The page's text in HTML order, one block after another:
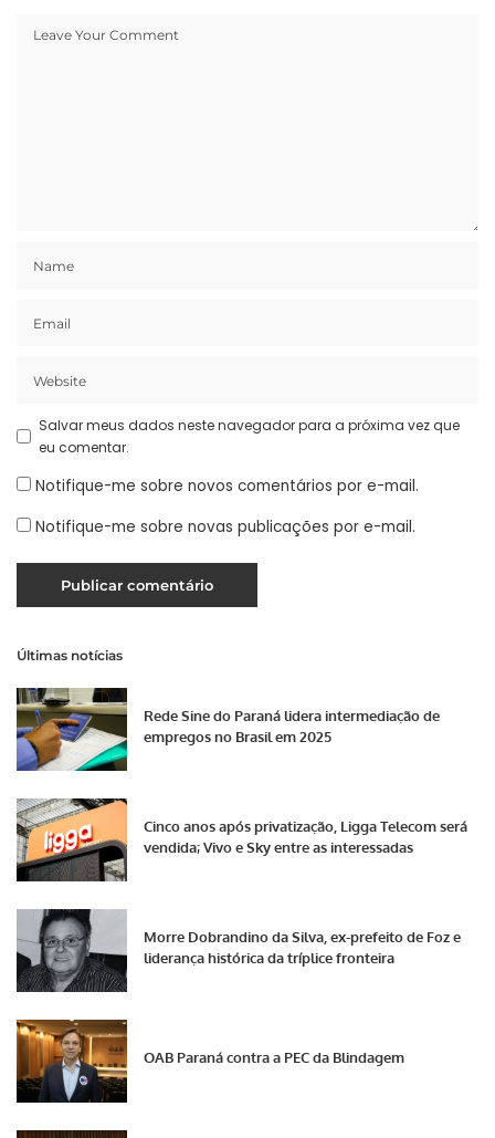
Salvar meus dados neste navegador para a próxima vez que
eu comentar.
Notifique-me sobre novos comentários por e-mail.
Notifique-me sobre novas publicações por e-mail.
Últimas notícias
Rede Sine do Paraná lidera intermediação de
empregos no Brasil em 2025
Cinco anos após privatização, Ligga Telecom será
vendida; Vivo e Sky entre as interessadas
Morre Dobrandino da Silva, ex-prefeito de Foz e
liderança histórica da tríplice fronteira
OAB Paraná contra a PEC da Blindagem